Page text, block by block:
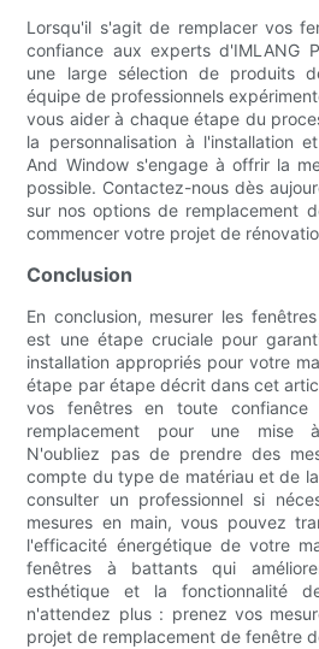
Lorsqu'il s'agit de remplacer vos
confiance aux experts d'IMLANG
une large sélection de produits
équipe de professionnels
vous aider à chaque étape du
la personnalisation à l'installation
And Window s'engage à offrir la
possible. Contactez-nous dès
sur nos options de remplacement
commencer votre projet de
Conclusion
En conclusion, mesurer les
est une étape cruciale pour
installation appropriés pour votre
étape par étape décrit dans cet
vos fenêtres en toute
remplacement pour une mise
N'oubliez pas de prendre des
compte du type de matériau et de
consulter un professionnel si
mesures en main, vous pouvez
l'efficacité énergétique de votre
fenêtres à battants qui
esthétique et la fonctionnalité
n'attendez plus : prenez vos
projet de remplacement de fenêtre